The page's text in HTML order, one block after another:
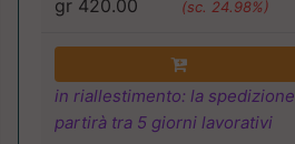
gr 420.00
(sc. 24.98%)
in riallestimento: la spedizione
partirà tra 5 giorni lavorativi